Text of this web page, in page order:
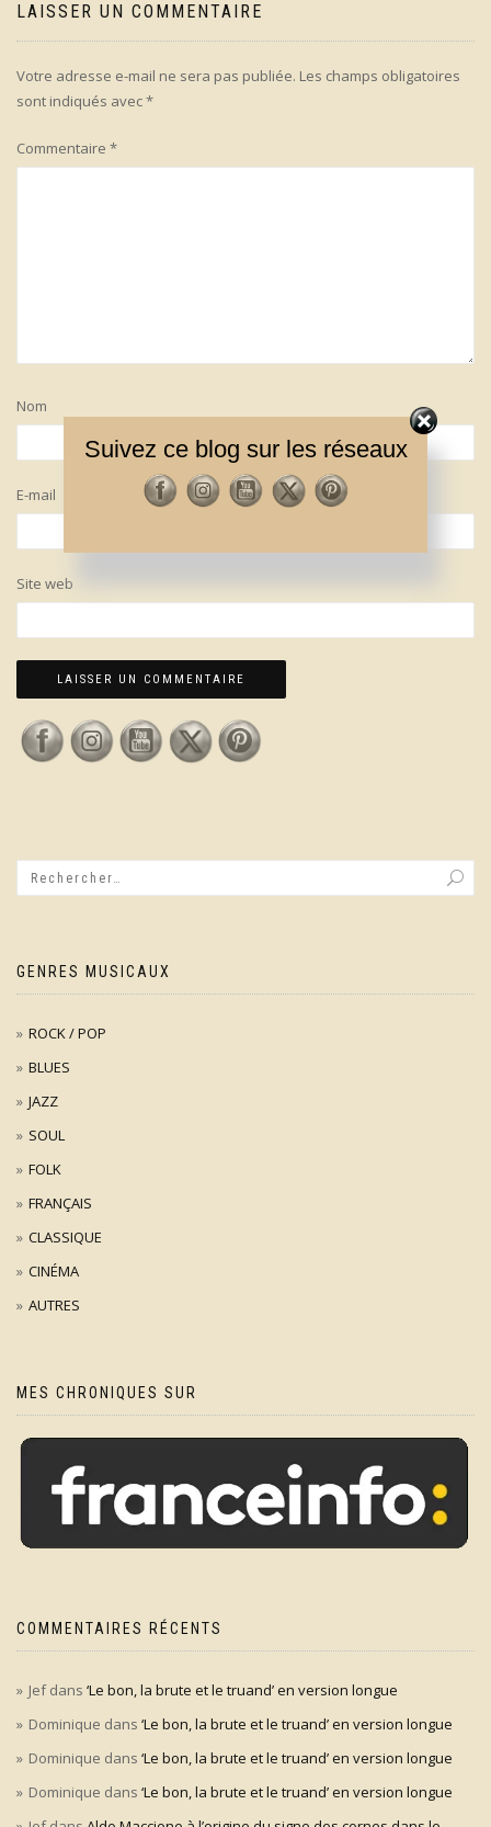
LAISSER UN COMMENTAIRE
Votre adresse e-mail ne sera pas publiée. Les champs obligatoires
sont indiqués avec*
Commentaire *
Nom
E-mail
Site web
GENRES MUSICAUX
ROCK / POP
BLUES
JAZZ
SOUL
FOLK
FRANÇAIS
CLASSIQUE
CINÉMA
AUTRES
MES CHRONIQUES SUR
COMMENTAIRES RÉCENTS
Jefdans ‘Le bon, la brute et le truand’ en version longue
Dominique dans ‘Le bon, la brute et le truand’ en version longue
Dominique dans ‘Le bon, la brute et le truand’ en version longue
Dominique dans ‘Le bon, la brute et le truand’ en version longue
Suivez ce blog sur les réseaux